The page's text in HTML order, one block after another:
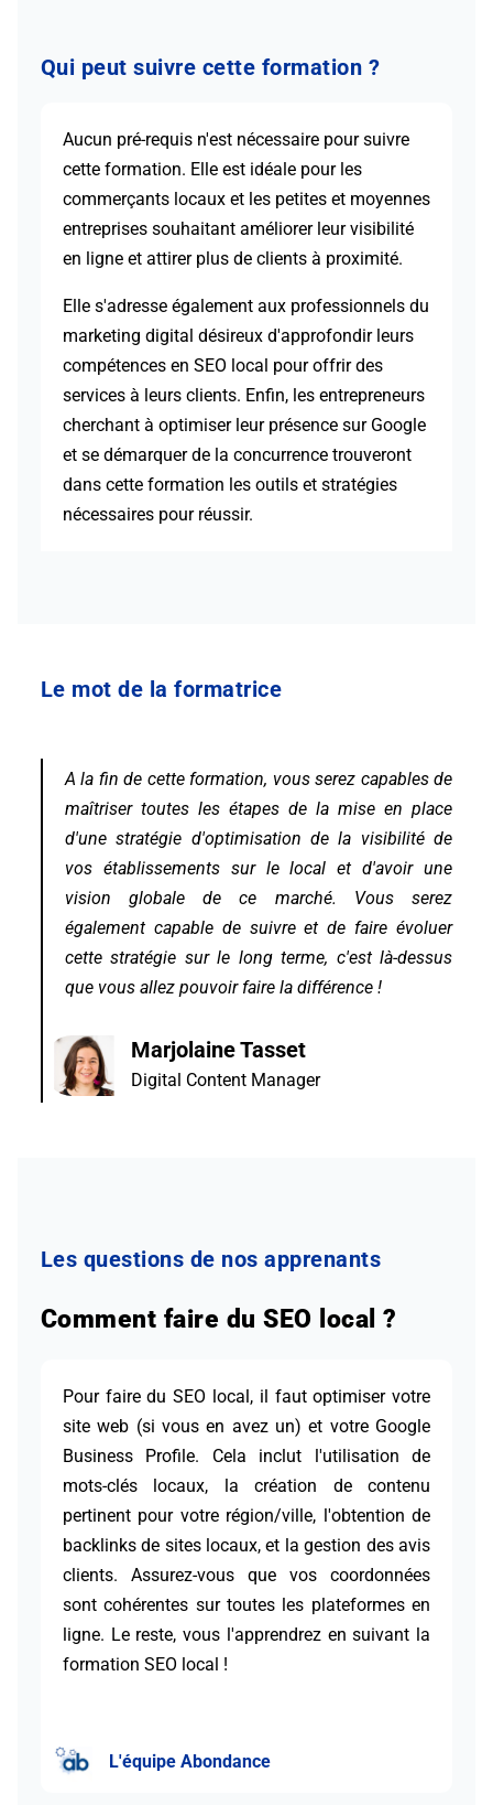
Qui peut suivre cette formation ?
Aucun pré-requis n'est nécessaire pour suivre
cette formation. Elle est idéale pour les
commerçants locaux et les petites et moyennes
entreprises souhaitant améliorer leur visibilité
en ligne et attirer plus de clients à proximité.
Elle s'adresse également aux professionnels du
marketing digital désireux d'approfondir leurs
compétences en SEO local pour offrir des
services à leurs clients. Enfin, les entrepreneurs
cherchant à optimiser leur présence sur Google
et se démarquer de la concurrence trouveront
dans cette formation les outils et stratégies
nécessaires pour réussir.
Le mot de la formatrice
A la fin de cette formation, vous serez capables de
maîtriser toutes les étapes de la mise en place
d'une stratégie d'optimisation de la visibilité de
vos établissements sur le local et d'avoir une
vision globale de ce marché. Vous serez
également capable de suivre et de faire évoluer
cette stratégie sur le long terme, c'est là-dessus
que vous allez pouvoir faire la différence !
Marjolaine Tasset
Digital Content Manager
Les questions de nos apprenants
Comment faire du SEO local ?
Pour faire du SEO local, il faut optimiser votre
site web (si vous en avez un) et votre Google
Business Profile. Cela inclut l'utilisation de
mots-clés locaux, la création de contenu
pertinent pour votre région/ville, l'obtention de
backlinks de sites locaux, et la gestion des avis
clients. Assurez-vous que vos coordonnées
sont cohérentes sur toutes les plateformes en
ligne. Le reste, vous l'apprendrez en suivant la
formation SEO local !
L'équipe Abondance